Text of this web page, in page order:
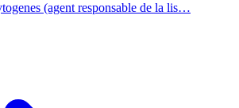
(agent responsable de la lis…